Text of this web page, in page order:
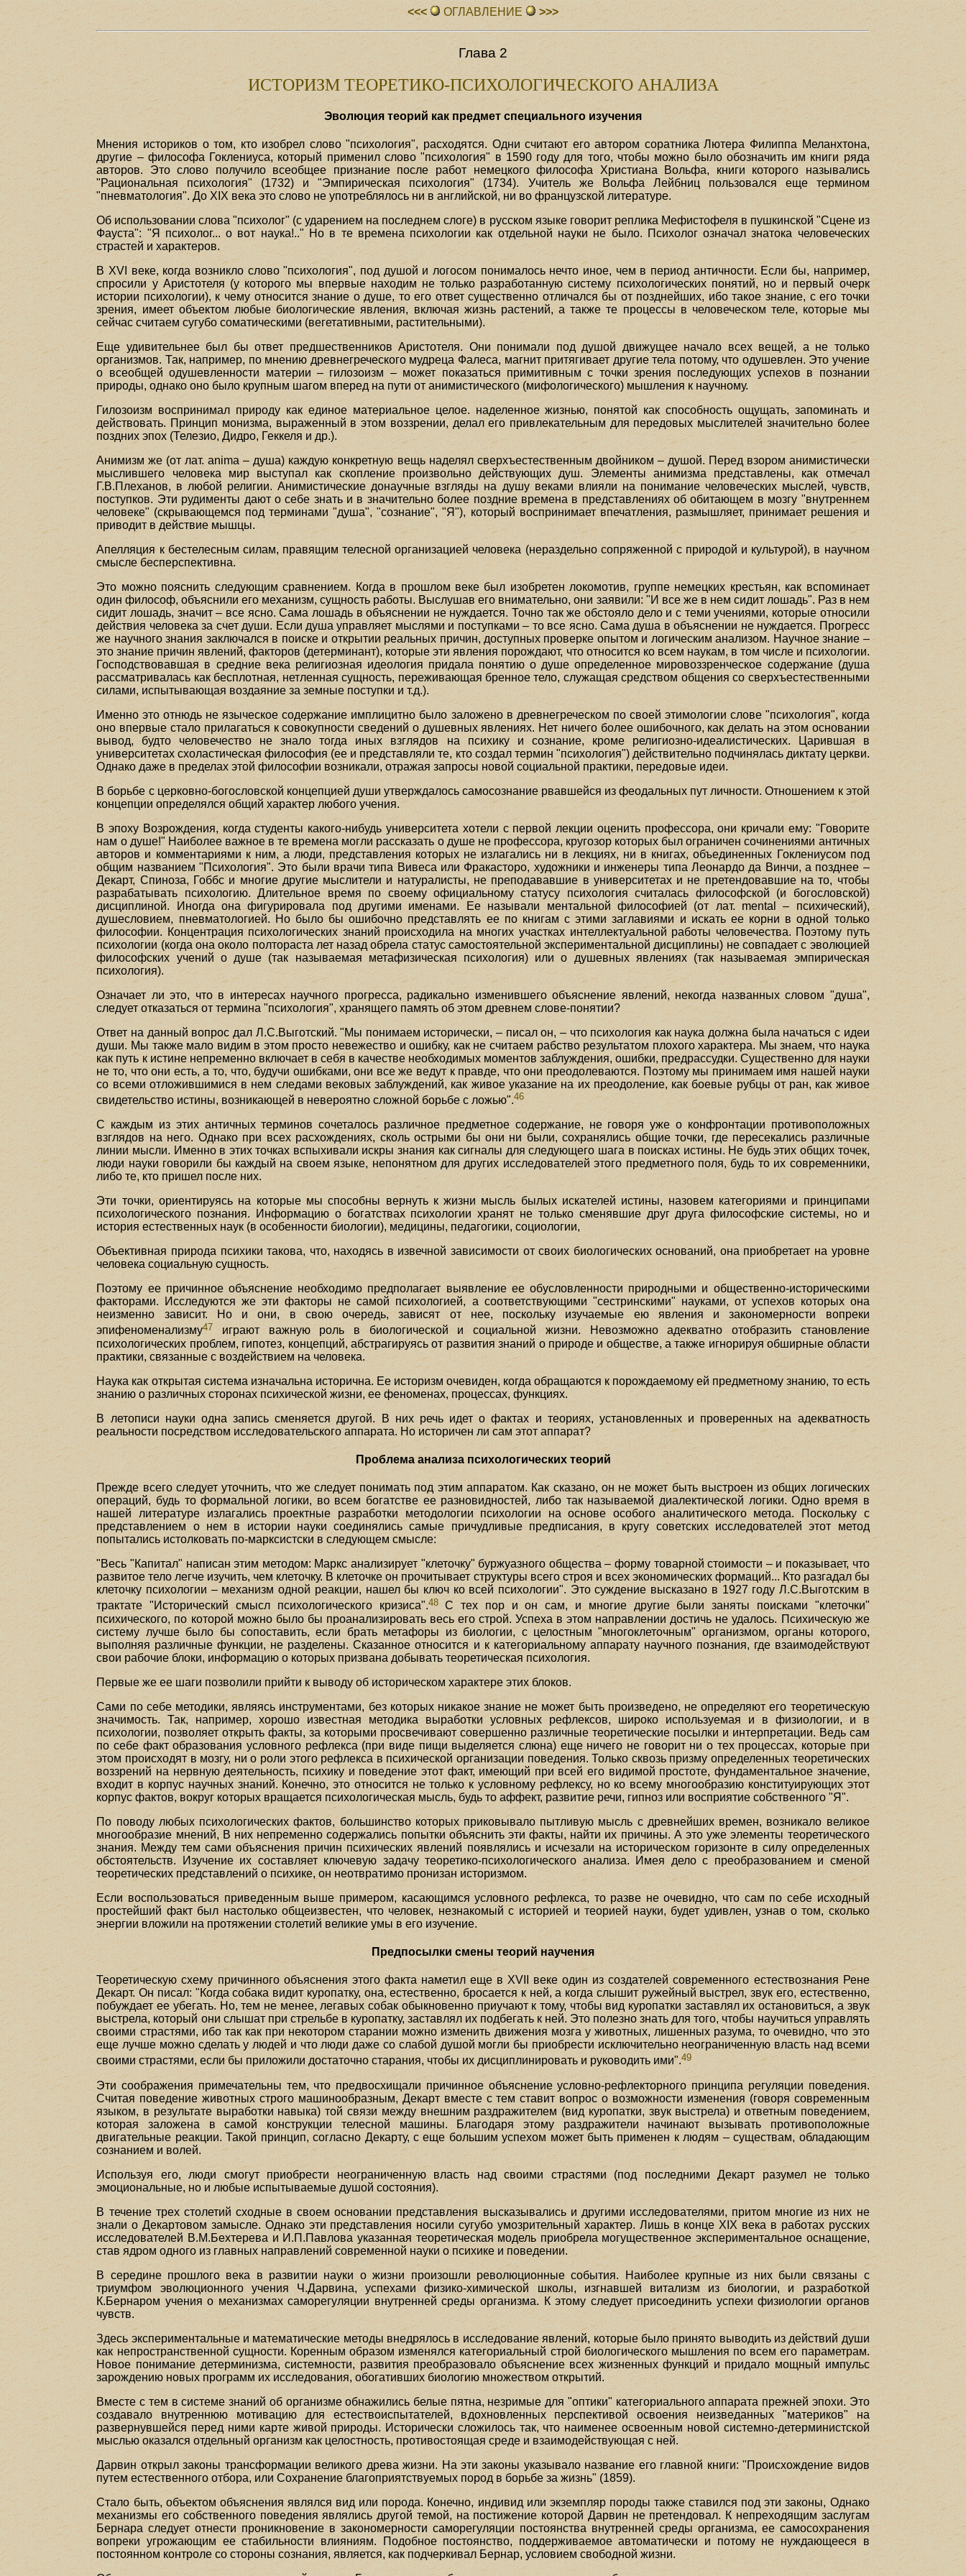
<<< ОГЛАВЛЕHИЕ >>>
Глава 2
ИСТОРИЗМ ТЕОРЕТИКО-ПСИХОЛОГИЧЕСКОГО АНАЛИЗА
Эволюция теорий как предмет специального изучения
Мнения историков о том, кто изобрел слово "психология", расходятся. Одни считают его автором соратника Лютера Филиппа Меланхтона,
другие – философа Гоклениуса, который применил слово "психология" в 1590 году для того, чтобы можно было обозначить им книги ряда
авторов. Это слово получило всеобщее признание после работ немецкого философа Христиана Вольфа, книги которого назывались
"Рациональная психология" (1732) и "Эмпирическая психология" (1734). Учитель же Вольфа Лейбниц пользовался еще термином
"пневматология". До XIX века это слово не употреблялось ни в английской, ни во французской литературе.
Об использовании слова "психолог" (с ударением на последнем слоге) в русском языке говорит реплика Мефистофеля в пушкинской "Сцене из
Фауста": "Я психолог... о вот наука!.." Но в те времена психологии как отдельной науки не было. Психолог означал знатока человеческих
страстей и характеров.
В XVI веке, когда возникло слово "психология", под душой и логосом понималось нечто иное, чем в период античности. Если бы, например,
спросили у Аристотеля (у которого мы впервые находим не только разработанную систему психологических понятий, но и первый очерк
истории психологии), к чему относится знание о душе, то его ответ существенно отличался бы от позднейших, ибо такое знание, с его точки
зрения, имеет объектом любые биологические явления, включая жизнь растений, а также те процессы в человеческом теле, которые мы
сейчас считаем сугубо соматическими (вегетативными, растительными).
Еще удивительнее был бы ответ предшественников Аристотеля. Они понимали под душой движущее начало всех вещей, а не только
организмов. Так, например, по мнению древнегреческого мудреца Фалеса, магнит притягивает другие тела потому, что одушевлен. Это учение
о всеобщей одушевленности материи – гилозоизм – может показаться примитивным с точки зрения последующих успехов в познании
природы, однако оно было крупным шагом вперед на пути от анимистического (мифологического) мышления к научному.
Гилозоизм воспринимал природу как единое материальное целое. наделенное жизнью, понятой как способность ощущать, запоминать и
действовать. Принцип монизма, выраженный в этом воззрении, делал его привлекательным для передовых мыслителей значительно более
поздних эпох (Телезио, Дидро, Геккеля и др.).
Анимизм же (от лат. anima – душа) каждую конкретную вещь наделял сверхъестественным двойником – душой. Перед взором анимистически
мыслившего человека мир выступал как скопление произвольно действующих душ. Элементы анимизма представлены, как отмечал
Г.В.Плеханов, в любой религии. Анимистические донаучные взгляды на душу веками влияли на понимание человеческих мыслей, чувств,
поступков. Эти рудименты дают о себе знать и в значительно более поздние времена в представлениях об обитающем в мозгу "внутреннем
человеке" (скрывающемся под терминами "душа", "сознание", "Я"), который воспринимает впечатления, размышляет, принимает решения и
приводит в действие мышцы.
Апелляция к бестелесным силам, правящим телесной организацией человека (нераздельно сопряженной с природой и культурой), в научном
смысле бесперспективна.
Это можно пояснить следующим сравнением. Когда в прошлом веке был изобретен локомотив, группе немецких крестьян, как вспоминает
один философ, объяснили его механизм, сущность работы. Выслушав его внимательно, они заявили: "И все же в нем сидит лошадь". Раз в нем
сидит лошадь, значит – все ясно. Сама лошадь в объяснении не нуждается. Точно так же обстояло дело и с теми учениями, которые относили
действия человека за счет души. Если душа управляет мыслями и поступками – то все ясно. Сама душа в объяснении не нуждается. Прогресс
же научного знания заключался в поиске и открытии реальных причин, доступных проверке опытом и логическим анализом. Научное знание –
это знание причин явлений, факторов (детерминант), которые эти явления порождают, что относится ко всем наукам, в том числе и психологии.
Господствовавшая в средние века религиозная идеология придала понятию о душе определенное мировоззренческое содержание (душа
рассматривалась как бесплотная, нетленная сущность, переживающая бренное тело, служащая средством общения со сверхъестественными
силами, испытывающая воздаяние за земные поступки и т.д.).
Именно это отнюдь не языческое содержание имплицитно было заложено в древнегреческом по своей этимологии слове "психология", когда
оно впервые стало прилагаться к совокупности сведений о душевных явлениях. Нет ничего более ошибочного, как делать на этом основании
вывод, будто человечество не знало тогда иных взглядов на психику и сознание, кроме религиозно-идеалистических. Царившая в
университетах схоластическая философия (ее и представляли те, кто создал термин "психология") действительно подчинялась диктату церкви.
Однако даже в пределах этой философии возникали, отражая запросы новой социальной практики, передовые идеи.
В борьбе с церковно-богословской концепцией души утверждалось самосознание рвавшейся из феодальных пут личности. Отношением к этой
концепции определялся общий характер любого учения.
В эпоху Возрождения, когда студенты какого-нибудь университета хотели с первой лекции оценить профессора, они кричали ему: "Говорите
нам о душе!" Наиболее важное в те времена могли рассказать о душе не профессора, кругозор которых был ограничен сочинениями античных
авторов и комментариями к ним, а люди, представления которых не излагались ни в лекциях, ни в книгах, объединенных Гоклениусом под
общим названием "Психология". Это были врачи типа Вивеса или Фракасторо, художники и инженеры типа Леонардо да Винчи, а позднее –
Декарт, Спиноза, Гоббс и многие другие мыслители и натуралисты, не преподававшие в университетах и не претендовавшие на то, чтобы
разрабатывать психологию. Длительное время по своему официальному статусу психология считалась философской (и богословской)
дисциплиной. Иногда она фигурировала под другими именами. Ее называли ментальной философией (от лат. mental – психический),
душесловием, пневматологией. Но было бы ошибочно представлять ее по книгам с этими заглавиями и искать ее корни в одной только
философии. Концентрация психологических знаний происходила на многих участках интеллектуальной работы человечества. Поэтому путь
психологии (когда она около полтораста лет назад обрела статус самостоятельной экспериментальной дисциплины) не совпадает с эволюцией
философских учений о душе (так называемая метафизическая психология) или о душевных явлениях (так называемая эмпирическая
психология).
Означает ли это, что в интересах научного прогресса, радикально изменившего объяснение явлений, некогда названных словом "душа",
следует отказаться от термина "психология", хранящего память об этом древнем слове-понятии?
Ответ на данный вопрос дал Л.С.Выготский. "Мы понимаем исторически, – писал он, – что психология как наука должна была начаться с идеи
души. Мы также мало видим в этом просто невежество и ошибку, как не считаем рабство результатом плохого характера. Мы знаем, что наука
как путь к истине непременно включает в себя в качестве необходимых моментов заблуждения, ошибки, предрассудки. Существенно для науки
не то, что они есть, а то, что, будучи ошибками, они все же ведут к правде, что они преодолеваются. Поэтому мы принимаем имя нашей науки
со всеми отложившимися в нем следами вековых заблуждений, как живое указание на их преодоление, как боевые рубцы от ран, как живое
свидетельство истины, возникающей в невероятно сложной борьбе с ложью".46
С каждым из этих античных терминов сочеталось различное предметное содержание, не говоря уже о конфронтации противоположных
взглядов на него. Однако при всех расхождениях, сколь острыми бы они ни были, сохранялись общие точки, где пересекались различные
линии мысли. Именно в этих точках вспыхивали искры знания как сигналы для следующего шага в поисках истины. Не будь этих общих точек,
люди науки говорили бы каждый на своем языке, непонятном для других исследователей этого предметного поля, будь то их современники,
либо те, кто пришел после них.
Эти точки, ориентируясь на которые мы способны вернуть к жизни мысль былых искателей истины, назовем категориями и принципами
психологического познания. Информацию о богатствах психологии хранят не только сменявшие друг друга философские системы, но и
история естественных наук (в особенности биологии), медицины, педагогики, социологии,
Объективная природа психики такова, что, находясь в извечной зависимости от своих биологических оснований, она приобретает на уровне
человека социальную сущность.
Поэтому ее причинное объяснение необходимо предполагает выявление ее обусловленности природными и общественно-историческими
факторами. Исследуются же эти факторы не самой психологией, а соответствующими "сестринскими" науками, от успехов которых она
неизменно зависит. Но и они, в свою очередь, зависят от нее, поскольку изучаемые ею явления и закономерности вопреки
эпифеноменализму47играют важную роль в биологической и социальной жизни. Невозможно адекватно отобразить становление
психологических проблем, гипотез, концепций, абстрагируясь от развития знаний о природе и обществе, а также игнорируя обширные области
практики, связанные с воздействием на человека.
Наука как открытая система изначальна исторична. Ее историзм очевиден, когда обращаются к порождаемому ей предметному знанию, то есть
знанию о различных сторонах психической жизни, ее феноменах, процессах, функциях.
В летописи науки одна запись сменяется другой. В них речь идет о фактах и теориях, установленных и проверенных на адекватность
реальности посредством исследовательского аппарата. Но историчен ли сам этот аппарат?
Проблема анализа психологических теорий
Прежде всего следует уточнить, что же следует понимать под этим аппаратом. Как сказано, он не может быть выстроен из общих логических
операций, будь то формальной логики, во всем богатстве ее разновидностей, либо так называемой диалектической логики. Одно время в
нашей литературе излагались проектные разработки методологии психологии на основе особого аналитического метода. Поскольку с
представлением о нем в истории науки соединялись самые причудливые предписания, в кругу советских исследователей этот метод
попытались истолковать по-марксистски в следующем смысле:
"Весь "Капитал" написан этим методом: Маркс анализирует "клеточку" буржуазного общества – форму товарной стоимости – и показывает, что
развитое тело легче изучить, чем клеточку. В клеточке он прочитывает структуры всего строя и всех экономических формаций... Кто разгадал бы
клеточку психологии – механизм одной реакции, нашел бы ключ ко всей психологии". Это суждение высказано в 1927 году Л.С.Выготским в
трактате "Исторический смысл психологического кризиса".48С тех пор и он сам, и многие другие были заняты поисками "клеточки"
психического, по которой можно было бы проанализировать весь его строй. Успеха в этом направлении достичь не удалось. Психическую же
систему лучше было бы сопоставить, если брать метафоры из биологии, с целостным "многоклеточным" организмом, органы которого,
выполняя различные функции, не разделены. Сказанное относится и к категориальному аппарату научного познания, где взаимодействуют
свои рабочие блоки, информацию о которых призвана добывать теоретическая психология.
Первые же ее шаги позволили прийти к выводу об историческом характере этих блоков.
Сами по себе методики, являясь инструментами, без которых никакое знание не может быть произведено, не определяют его теоретическую
значимость. Так, например, хорошо известная методика выработки условных рефлексов, широко используемая и в физиологии, и в
психологии, позволяет открыть факты, за которыми просвечивают совершенно различные теоретические посылки и интерпретации. Ведь сам
по себе факт образования условного рефлекса (при виде пищи выделяется слюна) еще ничего не говорит ни о тех процессах, которые при
этом происходят в мозгу, ни о роли этого рефлекса в психической организации поведения. Только сквозь призму определенных теоретических
воззрений на нервную деятельность, психику и поведение этот факт, имеющий при всей его видимой простоте, фундаментальное значение,
входит в корпус научных знаний. Конечно, это относится не только к условному рефлексу, но ко всему многообразию конституирующих этот
корпус фактов, вокруг которых вращается психологическая мысль, будь то аффект, развитие речи, гипноз или восприятие собственного "Я".
По поводу любых психологических фактов, большинство которых приковывало пытливую мысль с древнейших времен, возникало великое
многообразие мнений, В них непременно содержались попытки объяснить эти факты, найти их причины. А это уже элементы теоретического
знания. Между тем сами объяснения причин психических явлений появлялись и исчезали на историческом горизонте в силу определенных
обстоятельств. Изучение их составляет ключевую задачу теоретико-психологического анализа. Имея дело с преобразованием и сменой
теоретических представлений о психике, он неотвратимо пронизан историзмом.
Если воспользоваться приведенным выше примером, касающимся условного рефлекса, то разве не очевидно, что сам по себе исходный
простейший факт был настолько общеизвестен, что человек, незнакомый с историей и теорией науки, будет удивлен, узнав о том, сколько
энергии вложили на протяжении столетий великие умы в его изучение.
Предпосылки смены теорий научения
Теоретическую схему причинного объяснения этого факта наметил еще в XVII веке один из создателей современного естествознания Рене
Декарт. Он писал: "Когда собака видит куропатку, она, естественно, бросается к ней, а когда слышит ружейный выстрел, звук его, естественно,
побуждает ее убегать. Но, тем не менее, легавых собак обыкновенно приучают к тому, чтобы вид куропатки заставлял их остановиться, а звук
выстрела, который они слышат при стрельбе в куропатку, заставлял их подбегать к ней. Это полезно знать для того, чтобы научиться управлять
своими страстями, ибо так как при некотором старании можно изменить движения мозга у животных, лишенных разума, то очевидно, что это
еще лучше можно сделать у людей и что люди даже со слабой душой могли бы приобрести исключительно неограниченную власть над всеми
своими страстями, если бы приложили достаточно старания, чтобы их дисциплинировать и руководить ими".49
Эти соображения примечательны тем, что предвосхищали причинное объяснение условно-рефлекторного принципа регуляции поведения.
Считая поведение животных строго машинообразным, Декарт вместе с тем ставит вопрос о возможности изменения (говоря современным
языком, в результате выработки навыка) той связи между внешним раздражителем (вид куропатки, звук выстрела) и ответным поведением,
которая заложена в самой конструкции телесной машины. Благодаря этому раздражители начинают вызывать противоположные
двигательные реакции. Такой принцип, согласно Декарту, с еще большим успехом может быть применен к людям – существам, обладающим
сознанием и волей.
Используя его, люди смогут приобрести неограниченную власть над своими страстями (под последними Декарт разумел не только
эмоциональные, но и любые испытываемые душой состояния).
В течение трех столетий сходные в своем основании представления высказывались и другими исследователями, притом многие из них не
знали о Декартовом замысле. Однако эти представления носили сугубо умозрительный характер. Лишь в конце XIX века в работах русских
исследователей В.М.Бехтерева и И.П.Павлова указанная теоретическая модель приобрела могущественное экспериментальное оснащение,
став ядром одного из главных направлений современной науки о психике и поведении.
В середине прошлого века в развитии науки о жизни произошли революционные события. Наиболее крупные из них были связаны с
триумфом эволюционного учения Ч.Дарвина, успехами физико-химической школы, изгнавшей витализм из биологии, и разработкой
К.Бернаром учения о механизмах саморегуляции внутренней среды организма. К этому следует присоединить успехи физиологии органов
чувств.
Здесь экспериментальные и математические методы внедрялось в исследование явлений, которые было принято выводить из действий души
как непространственной сущности. Коренным образом изменялся категориальный строй биологического мышления по всем его параметрам.
Новое понимание детерминизма, системности, развития преобразовало объяснение всех жизненных функций и придало мощный импульс
зарождению новых программ их исследования, обогативших биологию множеством открытий.
Вместе с тем в системе знаний об организме обнажились белые пятна, незримые для "оптики" категориального аппарата прежней эпохи. Это
создавало внутреннюю мотивацию для естествоиспытателей, вдохновленных перспективой освоения неизведанных "материков" на
развернувшейся перед ними карте живой природы. Исторически сложилось так, что наименее освоенным новой системно-детерминистской
мыслью оказался отдельный организм как целостность, противостоящая среде и взаимодействующая с ней.
Дарвин открыл законы трансформации великого древа жизни. На эти законы указывало название его главной книги: "Происхождение видов
путем естественного отбора, или Сохранение благоприятствуемых пород в борьбе за жизнь" (1859).
Стало быть, объектом объяснения являлся вид или порода. Конечно, индивид или экземпляр породы также ставился под эти законы, Однако
механизмы его собственного поведения являлись другой темой, на постижение которой Дарвин не претендовал. К непреходящим заслугам
Бернара следует отнести проникновение в закономерности саморегуляции постоянства внутренней среды организма, ее самосохранения
вопреки угрожающим ее стабильности влияниям. Подобное постоянство, поддерживаемое автоматически и потому не нуждающееся в
постоянном контроле со стороны сознания, является, как подчеркивал Бернар, условием свободной жизни.